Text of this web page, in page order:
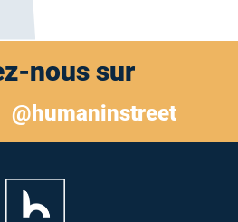
nous sur
sur Facebook
nous sur Linkedin
@humaninstreet